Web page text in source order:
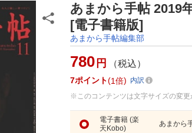
あまから手帖 2019
[電子書籍版]
あまから手帖編集部
780 円 （税込）
7ポイント 1倍
内訳
※このコンテンツは文字サイズの変更
電子書籍 (楽
天Kobo)
あまから